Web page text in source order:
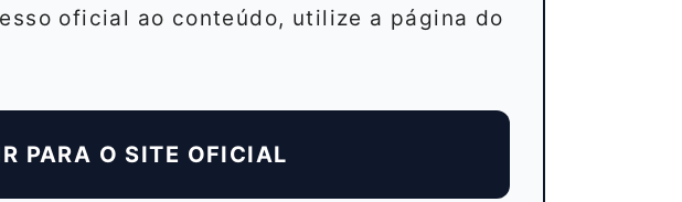
oficial ao conteúdo, utilize a página do
PARA O SITE OFICIAL